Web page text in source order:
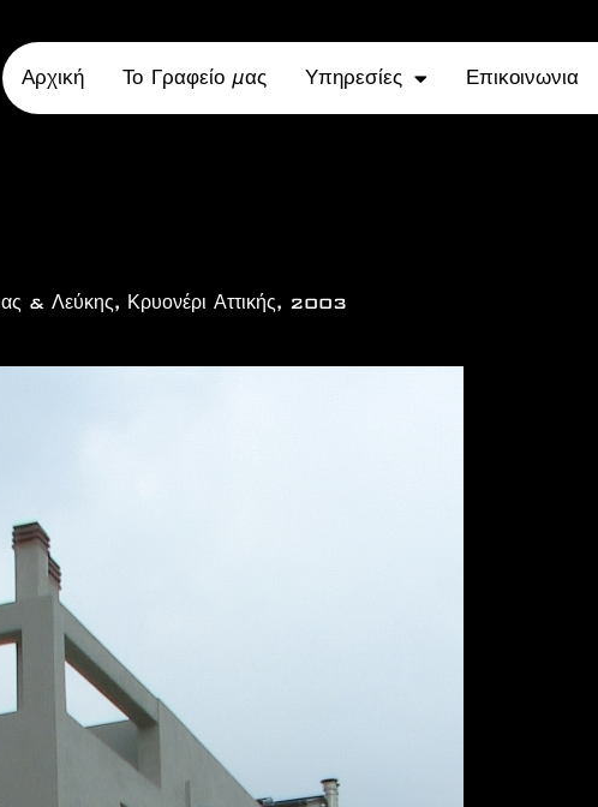
Αρχική Το Γραφείο μας Υπηρεσίες Επικοινωνια
& Λεύκης, Κρυονέρι Αττικής, 2003